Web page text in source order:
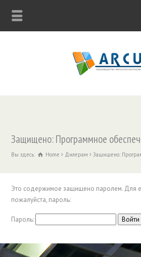
Защищено: Программное
Вы здесь: Home Дилерам Защищено:
Это содержимое защищено паролем. Для
пожалуйста, пароль:
Пароль: